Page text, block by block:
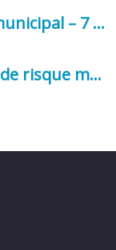
Compte rendu conseil municipal – 7 avril 2026
Abaissement au niveau de risque modéré de l’Influenza aviaire